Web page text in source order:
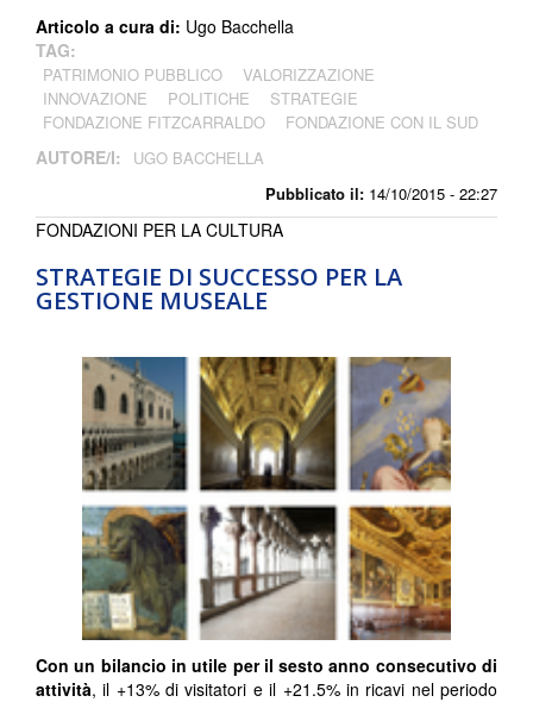
Pubblicato il: 14/10/2015 - 22:27
Articolo a cura di: Ugo Bacchella
TAG:
PATRIMONIO PUBBLICO
VALORIZZAZIONE
INNOVAZIONE
POLITICHE
STRATEGIE
FONDAZIONE FITZCARRALDO
FONDAZIONE CON IL SUD
AUTORE/I: UGO BACCHELLA
STRATEGIE DI SUCCESSO PER LA
GESTIONE MUSEALE
FONDAZIONI PER LA CULTURA
Con un bilancio in utile per il sesto anno consecutivo di
attività, il +13% di visitatori e il +21.5% in ricavi nel periodo